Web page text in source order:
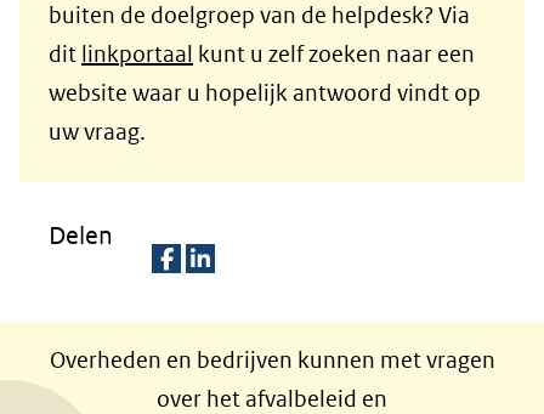
buiten de doelgroep van de helpdesk? Via
dit linkportaal kunt u zelf zoeken naar een
website waar u hopelijk antwoord vindt op
uw vraag.
Delen
l
l
Overheden en bedrijven kunnen met vragen
over het afvalbeleid en